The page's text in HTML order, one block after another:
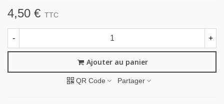
4,50 € TTC
- +
Ajouter au panier
QR Code Partager